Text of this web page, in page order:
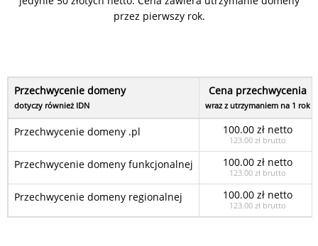
przez pierwszy rok.
Przechwycenie domeny
dotyczy również IDN
Cena przechwycenia
wraz z utrzymaniem na 1 rok
Przechwycenie domeny .pl 100.00 zł netto
123.00 zł brutto
Przechwycenie domeny funkcjonalnej 100.00 zł netto
123.00 zł brutto
Przechwycenie domeny regionalnej 100.00 zł netto
123.00 zł brutto